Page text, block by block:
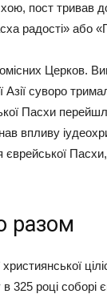
пост тривав до
радості» або
Церков.
суворо
Пасхи
впливу
разом
році соборі